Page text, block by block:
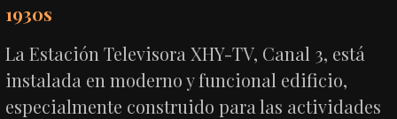
1930s
La Estación Televisora XHY-TV, Canal 3, está
instalada en moderno y funcional edificio,
especialmente construido para las actividades